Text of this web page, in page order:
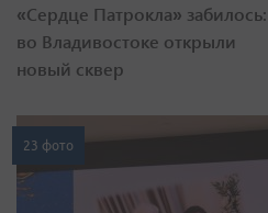
«Сердце Патрокла» забилось:
во Владивостоке открыли
новый сквер
23 фото